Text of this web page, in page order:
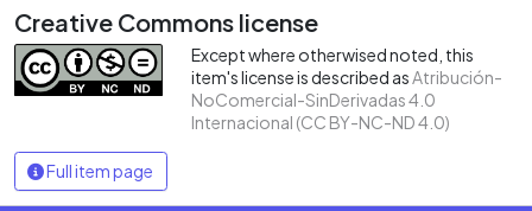
Creative Commons license
Except where otherwised noted, this
item's license is described asAtribución-
NoComercial-SinDerivadas 4.0
Internacional (CC BY-NC-ND 4.0)
Full item page